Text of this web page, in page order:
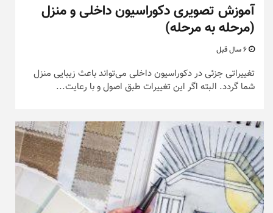
آموزش تصویری دکوراسیون داخلی و منزل
(مرحله به مرحله)
تغییراتی جزئی در دکوراسیون داخلی می‌تواند باعث زیبایی منزل
شما گردد. البته اگر این تغییرات طبق اصول و با رعایت...